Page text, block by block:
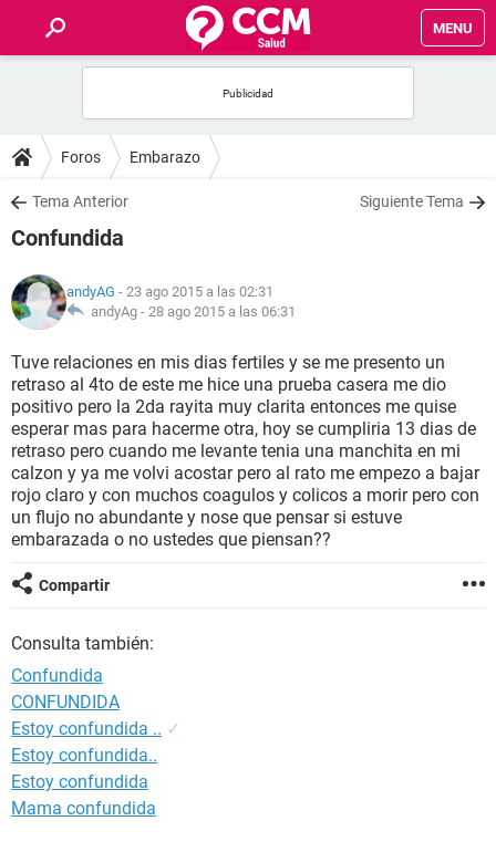
MENU
FOROS
SALUD
NUTRICIÓN
BIENESTAR
SEXUALIDAD
GLOSARIO
Foros Embarazo
Tema Anterior Siguiente Tema
Confundida
andyAG - 23 ago 2015 a las 02:31
andyAg - 28 ago 2015 a las 06:31
Tuve relaciones en mis dias fertiles y se me presento un
retraso al 4to de este me hice una prueba casera me dio
positivo pero la 2da rayita muy clarita entonces me quise
esperar mas para hacerme otra, hoy se cumpliria 13 dias de
retraso pero cuando me levante tenia una manchita en mi
calzon y ya me volvi acostar pero al rato me empezo a bajar
rojo claro y con muchos coagulos y colicos a morir pero con
un flujo no abundante y nose que pensar si estuve
embarazada o no ustedes que piensan??
Compartir
Consulta también:
Confundida
CONFUNDIDA
Estoy confundida .. ✓
Estoy confundida..
Estoy confundida
Mama confundida